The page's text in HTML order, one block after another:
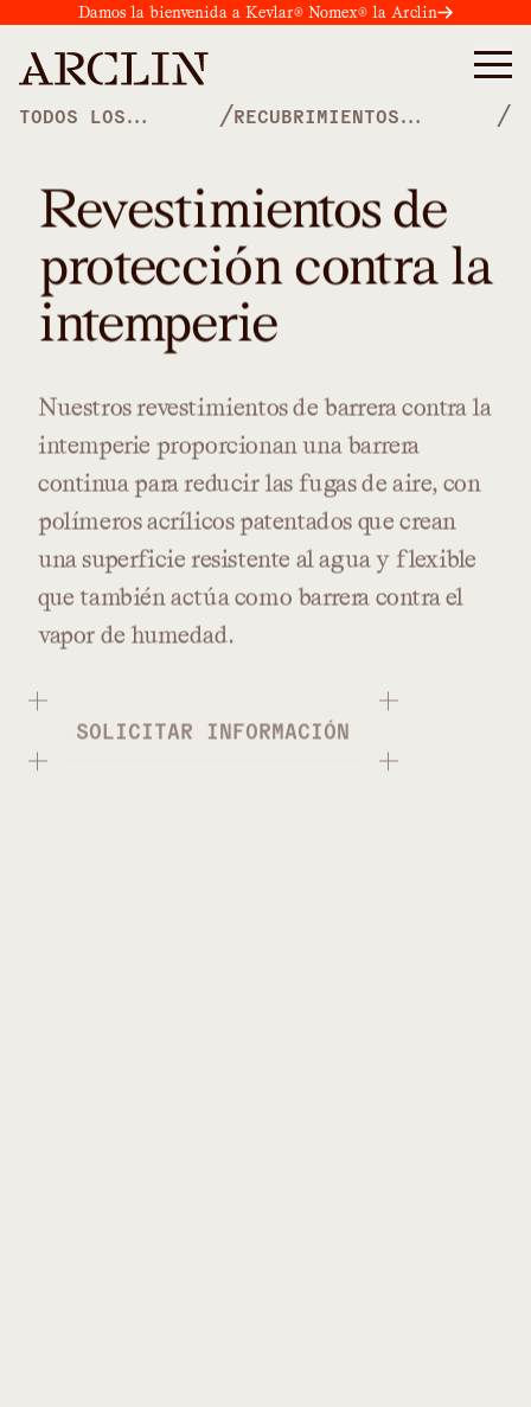
Damos la bienvenida a Kevlar® Nomex® la Arclin
TODOS LOS
/RECUBRIMIENTOS
/
Revestimientos de
protección contra la
intemperie
Nuestros revestimientosde barrera contra la
intemperie proporcionan una barrera
continua para reducir las fugasde aire, con
polímerosacrílicos patentados que crean
una superficie resistente al agua y flexible
que también actúa como barrera contra el
vapor de humedad.
SOLICITAR INFORMACIÓN